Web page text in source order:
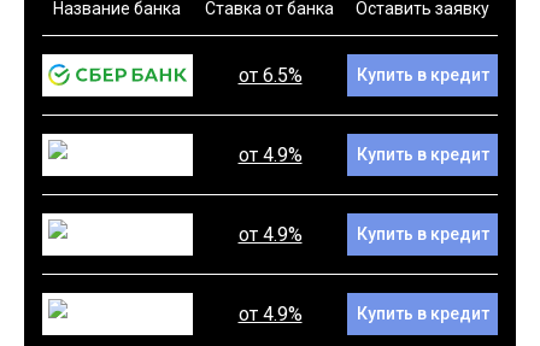
Название банка Ставка от банка Оставить заявку
от 6.5% Купить в кредит
от 4.9% Купить в кредит
от 4.9% Купить в кредит
от 4.9% Купить в кредит